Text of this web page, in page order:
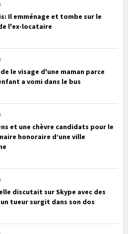
Il emménage et tombe sur le
l'ex-locataire
le visage d'une maman parce
a vomi dans le bus
et une chèvre candidats pour le
honoraire d’une ville
discutait sur Skype avec des
tueur surgit dans son dos